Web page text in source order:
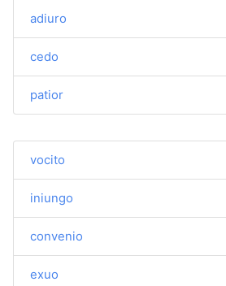
adiuro
cedo
patior
vocito
iniungo
convenio
exuo